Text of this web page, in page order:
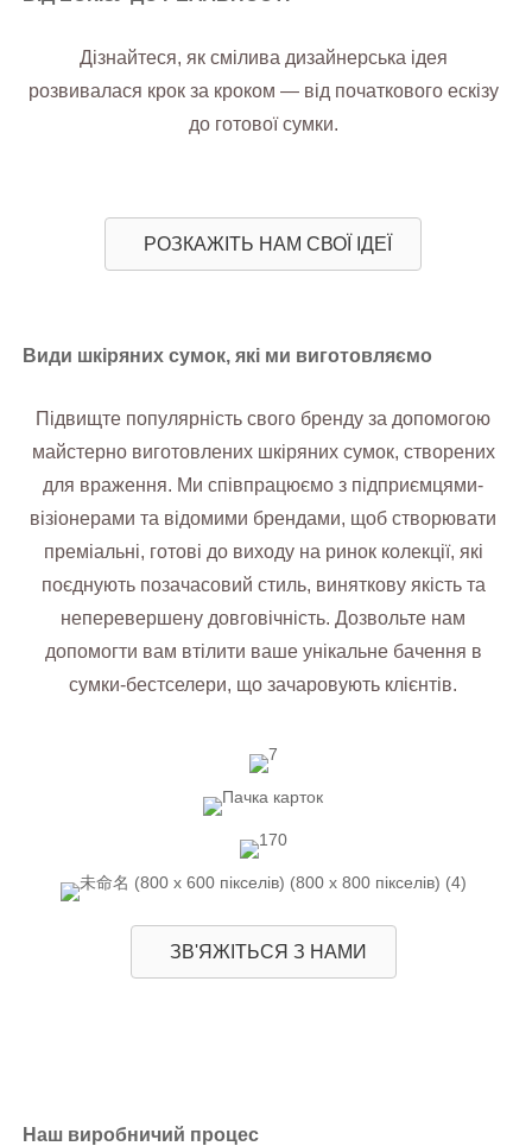
Дізнайтеся, як смілива дизайнерська ідея
розвивалася крок за кроком — від початкового ескізу
до готової сумки.
РОЗКАЖІТЬ НАМ СВОЇ ІДЕЇ
Види шкіряних сумок, які ми виготовляємо
Підвищте популярність свого бренду за допомогою
майстерно виготовлених шкіряних сумок, створених
для враження. Ми співпрацюємо з підприємцями-
візіонерами та відомими брендами, щоб створювати
преміальні, готові до виходу на ринок колекції, які
поєднують позачасовий стиль, виняткову якість та
неперевершену довговічність. Дозвольте нам
допомогти вам втілити ваше унікальне бачення в
сумки-бестселери, що зачаровують клієнтів.
ЗВ'ЯЖІТЬСЯ З НАМИ
Наш виробничий процес